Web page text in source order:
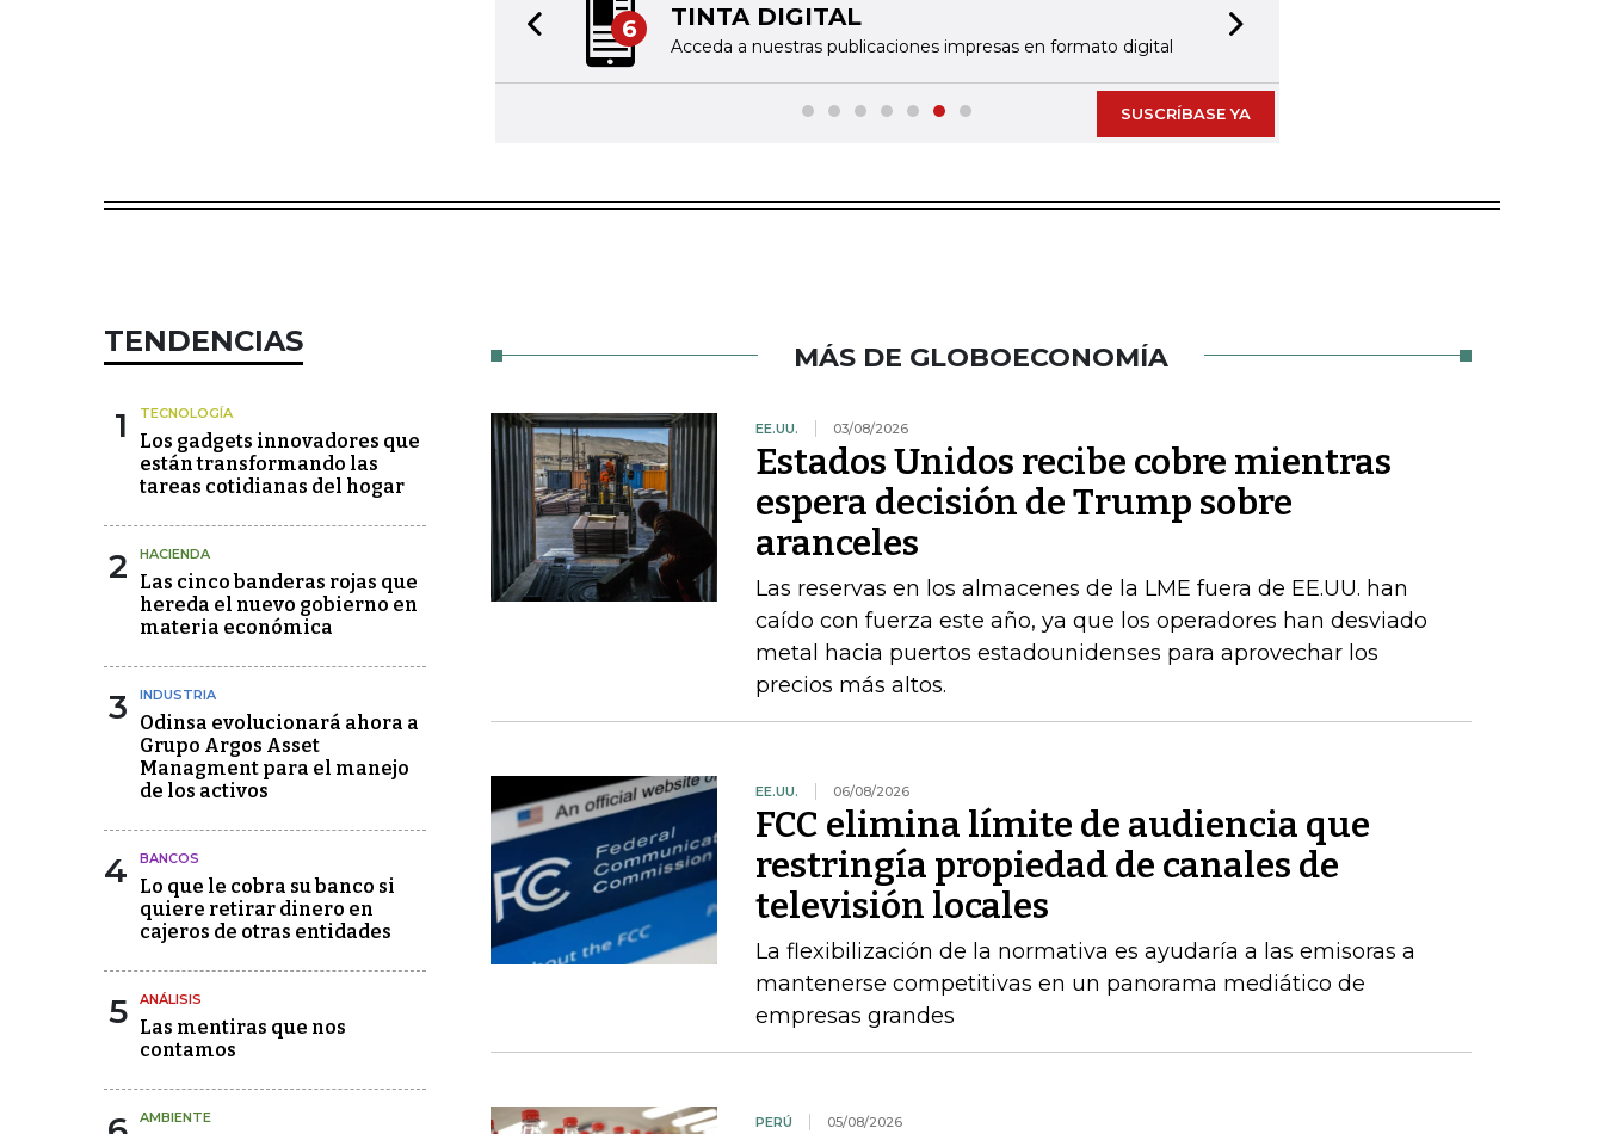
7 NOTIFICACIONES Y ALERTAS
Reciba las noticias seleccionadas por nuestro equipo editorial
Previous slide
SUSCRÍBASE YA
TENDENCIAS
1 TECNOLOGÍA
Los gadgets innovadores que
están transformando las
tareas cotidianas del hogar
2 HACIENDA
Las cinco banderas rojas que
hereda el nuevo gobierno en
materia económica
3 INDUSTRIA
Odinsa evolucionará ahora a
Grupo Argos Asset
Managment para el manejo
de los activos
4 BANCOS
Lo que le cobra su banco si
quiere retirar dinero en
cajeros de otras entidades
5 ANÁLISIS
Las mentiras que nos
contamos
AMBIENTE
MÁS DE GLOBOECONOMÍA
EE.UU. 03/08/2026
Estados Unidos recibe cobre mientras
espera decisión de Trump sobre
aranceles
Las reservas en los almacenes de la LME fuera de EE.UU. han
caído con fuerza este año, ya que los operadores han desviado
metal hacia puertos estadounidenses para aprovechar los
precios más altos.
EE.UU. 06/08/2026
FCC elimina límite de audiencia que
restringía propiedad de canales de
televisión locales
La flexibilización de la normativa es ayudaría a las emisoras a
mantenerse competitivas en un panorama mediático de
empresas grandes
PERÚ 05/08/2026